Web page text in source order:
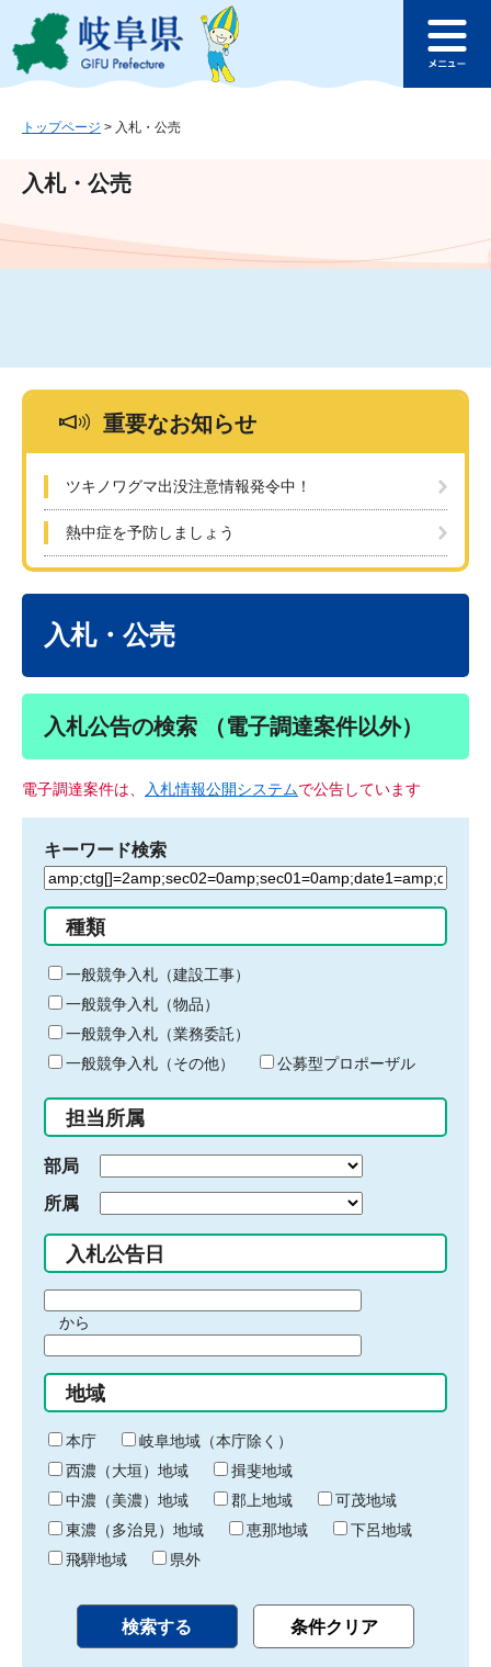
ジ
ュ
文
このページの本文へ
ュ
トップページ > 入札・公売
入札・公売
重要なお知らせ
ツキノワグマ出没注意情報発令中！
熱中症を予防しましょう
入札・公売
入札公告の検索 （電子調達案件以外）
電子調達案件は、 入札情報公開システムで公告しています
キーワード検索
検
る
キ
ー
ワ
ー
ド
入
力
種類
一般競争入札（建設工事）
一般競争入札（物品）
一般競争入札（業務委託）
一般競争入札（その他）
公募型プロポーザル
担当所属
部局
所属
入札公告日
間
始
り
から
間
終
わ
り
地域
本庁
岐阜地域（本庁除く）
西濃（大垣）地域
揖斐地域
中濃（美濃）地域
郡上地域
可茂地域
東濃（多治見）地域
恵那地域
下呂地域
飛騨地域
県外